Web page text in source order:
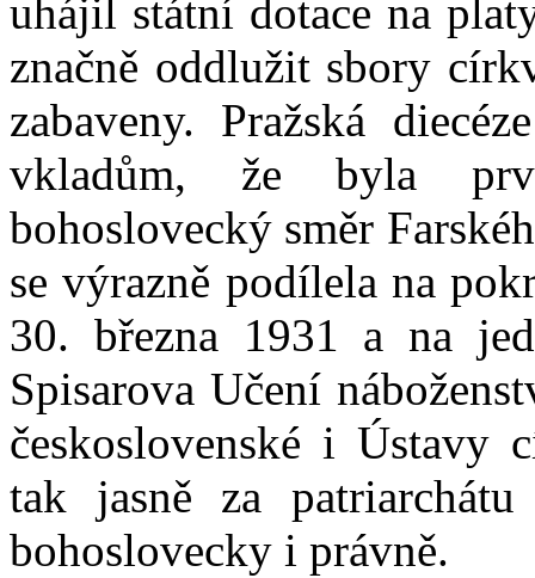
uhájil státní dotace na
značně oddlužit sbory
zabaveny. Pražská
vkladům, že byla
bohoslovecký směr
se výrazně podílela na
30. března 1931 a na
Spisarova Učení
československé i Ústavy
tak jasně za
bohoslovecky i právně.